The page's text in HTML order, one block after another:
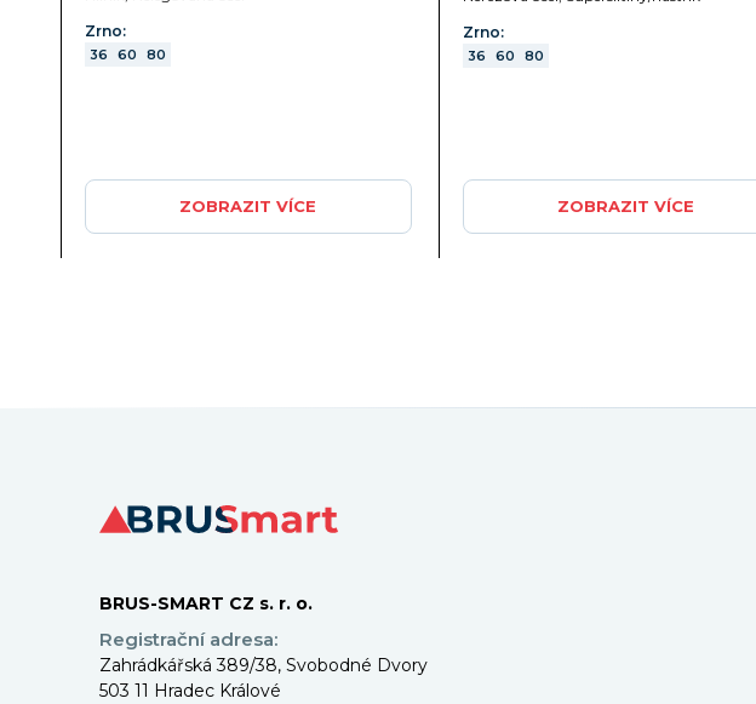
Zrno:
36 60 80
ZOBRAZIT VÍCE
Zrno:
36 60 80
ZOBRAZIT VÍCE
BRUS-SMART CZ s. r. o.
Registrační adresa:
Zahrádkářská 389/38, Svobodné Dvory
503 11 Hradec Králové